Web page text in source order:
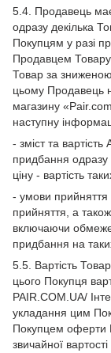
5.4. Продавець
одразу декілька
Покупцям у разі
Продавцем
Товар за зниженою
цьому Продавець
магазину
наступну
- зміст та
придбання одразу
ціну - вартість
- умови прийняття
прийняття, а
включаючи
придбання на
5.5. Вартість
цього Покупця
PAIR.COM.UA/
укладання цим
Покупцем оферти
звичайної